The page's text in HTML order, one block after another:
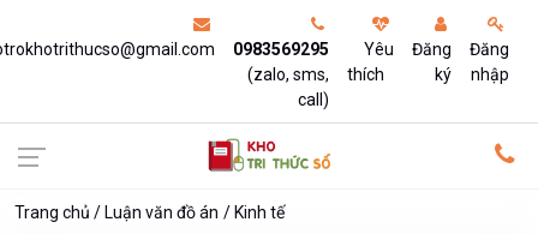
0983569295
(zalo, sms,
call)
Yêu
thích
Đăng
ký
Đăng
nhập
Trang chủ Luận văn đồ án Kinh tế